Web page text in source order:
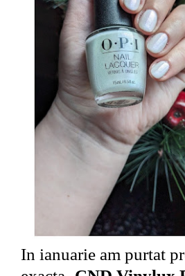
In ianuarie am purtat